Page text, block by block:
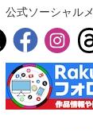
公式ソーシャル